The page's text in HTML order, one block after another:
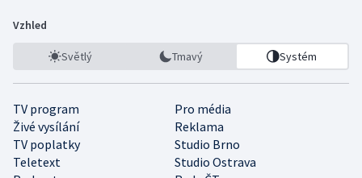
Vzhled
Světlý Tmavý Systém
TV program
Pro média
Živé vysílání
Reklama
TV poplatky
Studio Brno
Teletext
Studio Ostrava